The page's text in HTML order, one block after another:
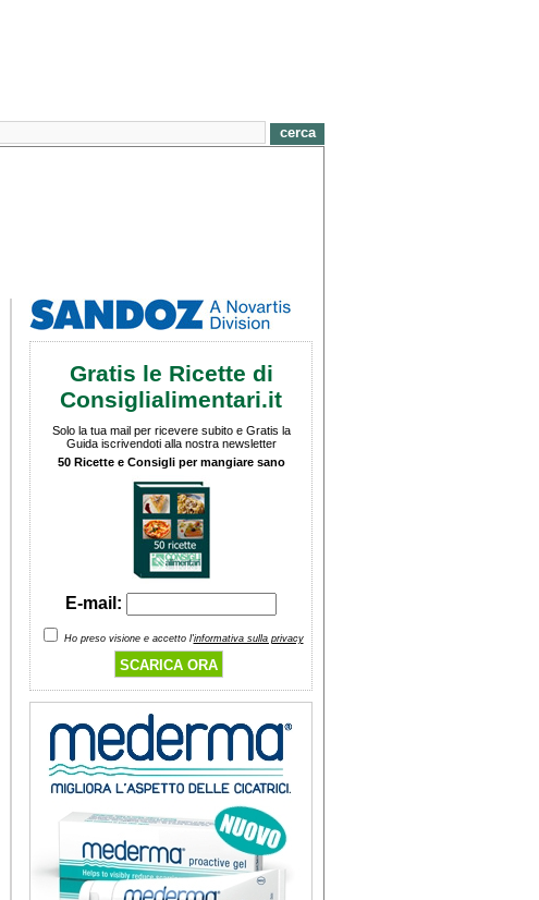
Gratis le Ricette di
Consiglialimentari.it
Solo la tua mail per ricevere subito e Gratis la
Guida iscrivendoti alla nostra newsletter
50 Ricette e Consigli per mangiare sano
E-mail:
Ho preso visione e accetto l'informativa sulla privacy